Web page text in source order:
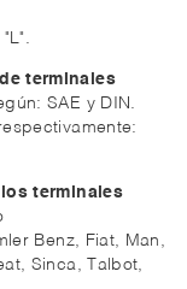
terminales
SAE y DIN.
terminales
Benz, Fiat, Man,
Sinca, Talbot,